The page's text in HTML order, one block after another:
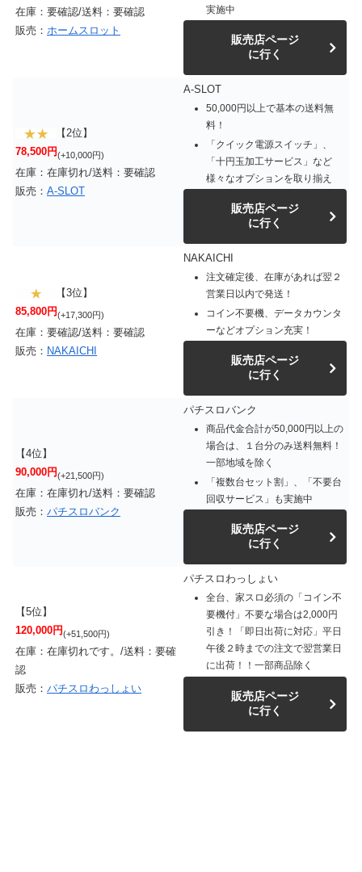
在庫：要確認/送料：要確認
販売： ホームスロット
実施中
販売店ページ
に行く
【2位】
78,500円(+10,000円)
在庫：在庫切れ/送料：要確認
販売： A-SLOT
A-SLOT
50,000円以上で基本の送料無
料！
「クイック電源スイッチ」、
「十円玉加工サービス」など
様々なオプションを取り揃え
販売店ページ
に行く
【3位】
85,800円(+17,300円)
在庫：要確認/送料：要確認
販売： NAKAICHI
NAKAICHI
注文確定後、在庫があれば翌２
営業日以内で発送！
コイン不要機、データカウンタ
ーなどオプション充実！
販売店ページ
に行く
【4位】
90,000円(+21,500円)
在庫：在庫切れ/送料：要確認
販売： パチスロバンク
パチスロバンク
商品代金合計が50,000円以上の
場合は、１台分のみ送料無料！
一部地域を除く
「複数台セット割」、「不要台
回収サービス」も実施中
販売店ページ
に行く
【5位】
120,000円(+51,500円)
在庫：在庫切れです。/送料：要確
認
販売： パチスロわっしょい
パチスロわっしょい
全台、家スロ必須の「コイン不
要機付」不要な場合は2,000円
引き！「即日出荷に対応」平日
午後２時までの注文で翌営業日
に出荷！！一部商品除く
販売店ページ
に行く